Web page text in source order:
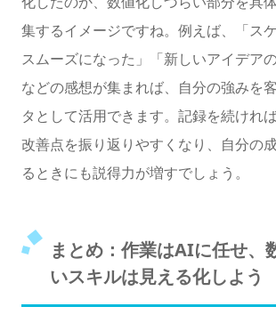
集するイメージですね。例えば、「ス
スムーズになった」「新しいアイデア
などの感想が集まれば、自分の強みを
タとして活用できます。記録を続けれ
改善点を振り返りやすくなり、自分の
るときにも説得力が増すでしょう。
まとめ：作業はAIに任せ、
いスキルは見える化しよう